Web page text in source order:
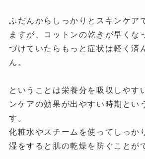
ふだんからしっかりとスキンケア
ますが、コットンの乾きが早くな
づけていたらもっと症状は軽く済
ん。
ということは栄養分を吸収しやす
ンケアの効果が出やすい時期とい
す。
化粧水やスチームを使ってしっか
湿をすると肌の乾燥を防ぐことが